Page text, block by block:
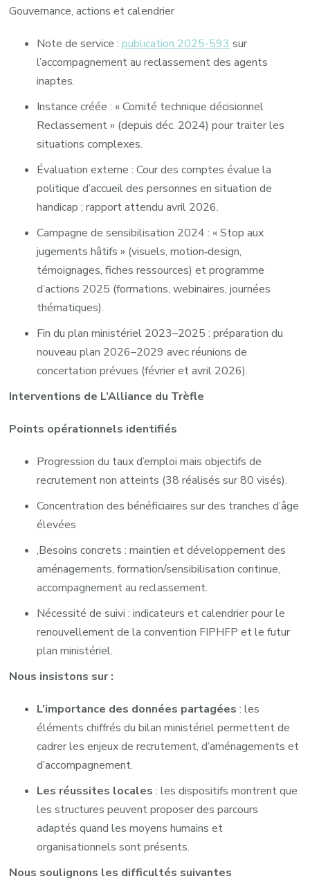
Gouvernance, actions et calendrier
Note de service :publication 2025-593 sur
l’accompagnement au reclassement des agents
inaptes.
Instance créée : « Comité technique décisionnel
Reclassement » (depuis déc. 2024) pour traiter les
situations complexes.
Évaluation externe : Cour des comptes évalue la
politique d’accueil des personnes en situation de
handicap ; rapport attendu avril 2026.
Campagne de sensibilisation 2024 : « Stop aux
jugements hâtifs » (visuels, motion‑design,
témoignages, fiches ressources) et programme
d’actions 2025 (formations, webinaires, journées
thématiques).
Fin du plan ministériel 2023–2025 : préparation du
nouveau plan 2026–2029 avec réunions de
concertation prévues (février et avril 2026).
Interventions de L’Alliance du Trèfle
Points opérationnels identifiés
Progression du taux d’emploi mais objectifs de
recrutement non atteints (38 réalisés sur 80 visés).
Concentration des bénéficiaires sur des tranches d’âge
élevées
,Besoins concrets : maintien et développement des
aménagements, formation/sensibilisation continue,
accompagnement au reclassement.
Nécessité de suivi : indicateurs et calendrier pour le
renouvellement de la convention FIPHFP et le futur
plan ministériel.
Nous insistons sur :
L’importance des données partagées : les
éléments chiffrés du bilan ministériel permettent de
cadrer les enjeux de recrutement, d’aménagements et
d’accompagnement.
Les réussites locales : les dispositifs montrent que
les structures peuvent proposer des parcours
adaptés quand les moyens humains et
organisationnels sont présents.
Nous soulignons les difficultés suivantes